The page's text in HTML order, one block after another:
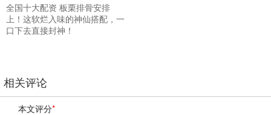
全国十大配资 板栗排骨安排
上！这软烂入味的神仙搭配，一
口下去直接封神！
相关评论
本文评分*